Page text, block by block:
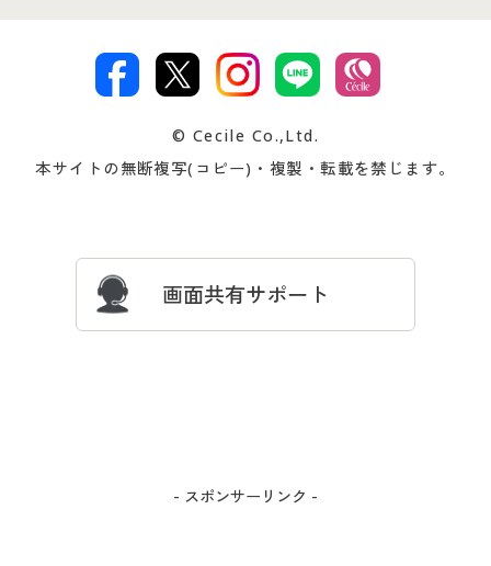
著作権・商標について 会社案内
プレゼント＆キャンペーン サイトマップ
交換・返品は お支払は
ついて
忘れの場合
© Cecile Co.,Ltd.
本サイトの無断複写(コピー)・複製・転載を禁じます。
画面共有サポート
- スポンサーリンク -